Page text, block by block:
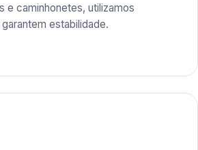
e caminhonetes, utilizamos
estabilidade.